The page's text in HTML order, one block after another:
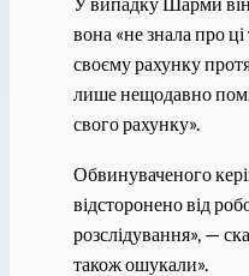
вона «не знала про
своєму рахунку
лише нещодавно
свого рахунку».
Обвинуваченого
відсторонено від
розслідування», —
також ошукали».